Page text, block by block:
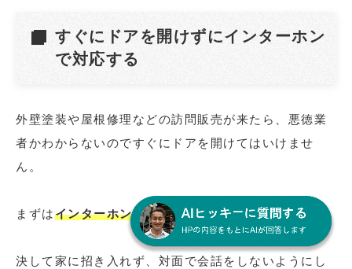
すぐにドアを開けずにインターホン
で対応する
外壁塗装や屋根修理などの訪問販売が来たら、悪徳業
者かわからないのですぐにドアを開けてはいけませ
ん。
まずはインターホンやドア越しに対応しましょう。
決して家に招き入れず、対面で会話をしないようにし